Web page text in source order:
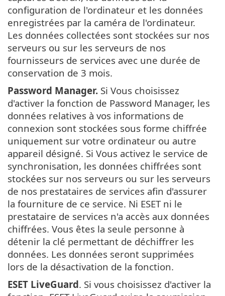
configuration de l'ordinateur et les données
enregistrées par la caméra de l'ordinateur.
Les données collectées sont stockées sur nos
serveurs ou sur les serveurs de nos
fournisseurs de services avec une durée de
conservation de 3 mois.
Password Manager. Si Vous choisissez
d'activer la fonction de Password Manager, les
données relatives à vos informations de
connexion sont stockées sous forme chiffrée
uniquement sur votre ordinateur ou autre
appareil désigné. Si Vous activez le service de
synchronisation, les données chiffrées sont
stockées sur nos serveurs ou sur les serveurs
de nos prestataires de services afin d'assurer
la fourniture de ce service. Ni ESET ni le
prestataire de services n'a accès aux données
chiffrées. Vous êtes la seule personne à
détenir la clé permettant de déchiffrer les
données. Les données seront supprimées
lors de la désactivation de la fonction.
ESET LiveGuard. Si vous choisissez d'activer la